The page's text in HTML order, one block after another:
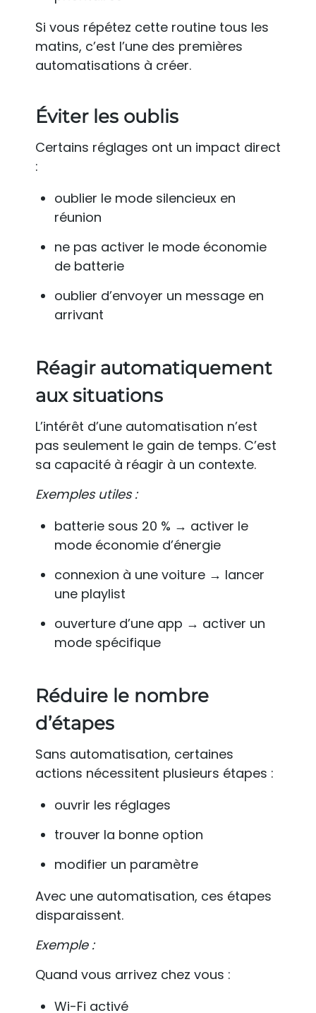
Si vous répétez cette routine tous les
matins, c’est l’une des premières
automatisations à créer.
Éviter les oublis
Certains réglages ont un impact direct
:
oublier le mode silencieux en
réunion
ne pas activer le mode économie
de batterie
oublier d’envoyer un message en
arrivant
Réagir automatiquement
aux situations
L’intérêt d’une automatisation n’est
pas seulement le gain de temps. C’est
sa capacité à réagir à un contexte.
Exemples utiles :
batterie sous 20 % → activer le
mode économie d’énergie
connexion à une voiture → lancer
une playlist
ouverture d’une app → activer un
mode spécifique
Réduire le nombre
d’étapes
Sans automatisation, certaines
actions nécessitent plusieurs étapes :
ouvrir les réglages
trouver la bonne option
modifier un paramètre
Avec une automatisation, ces étapes
disparaissent.
Exemple :
Quand vous arrivez chez vous :
Wi-Fi activé